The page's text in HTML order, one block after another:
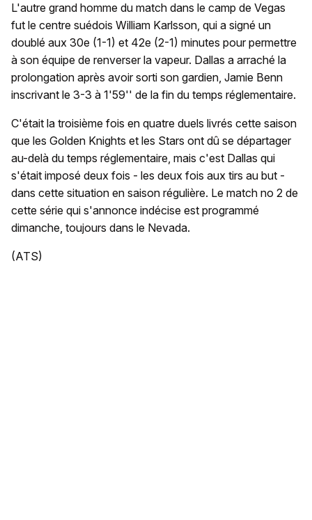
L'autre grand homme du match dans le camp de Vegas
fut le centre suédois William Karlsson, qui a signé un
doublé aux 30e (1-1) et 42e (2-1) minutes pour permettre
à son équipe de renverser la vapeur. Dallas a arraché la
prolongation après avoir sorti son gardien, Jamie Benn
inscrivant le 3-3 à 1'59'' de la fin du temps réglementaire.
C'était la troisième fois en quatre duels livrés cette saison
que les Golden Knights et les Stars ont dû se départager
au-delà du temps réglementaire, mais c'est Dallas qui
s'était imposé deux fois - les deux fois aux tirs au but -
dans cette situation en saison régulière. Le match no 2 de
cette série qui s'annonce indécise est programmé
dimanche, toujours dans le Nevada.
(ATS)